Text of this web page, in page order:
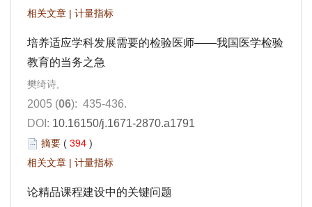
相关文章 | 计量指标
培养适应学科发展需要的检验医师——我国医学检验
教育的当务之急
樊绮诗,
2005 (06): 435-436.
DOI: 10.16150/j.1671-2870.a1791
摘要 ( 394 )
相关文章 | 计量指标
论精品课程建设中的关键问题